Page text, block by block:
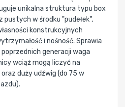
unikalna struktura typu box
pustych w środku "pudełek",
konstrukcyjnych
i nośność. Sprawia
generacji waga
wciąż mogą liczyć na
duży udźwig (do 75 w